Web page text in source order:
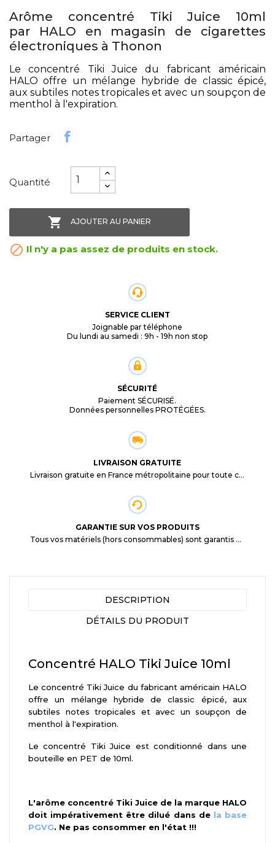
Arôme concentré Tiki Juice 10ml
par HALO en magasin de cigarettes
électroniques à Thonon
Le concentré Tiki Juice du fabricant américain
HALO offre un mélange hybride de classic épicé,
aux subtiles notes tropicales et avec un soupçon de
menthol à l'expiration.
Partager
Quantité
 AJOUTER AU PANIER
 Il n'y a pas assez de produits en stock.
SERVICE CLIENT
Joignable par téléphone
Du lundi au samedi : 9h - 19h non stop
SÉCURITÉ
Paiement SÉCURISÉ.
Données personnelles PROTÉGÉES.
LIVRAISON GRATUITE
Livraison gratuite en France métropolitaine pour toute commande supérieure à 29,90€.
GARANTIE SUR VOS PRODUITS
Tous vos matériels (hors consommables) sont garantis 3 mois à partir de la date d'achat
DESCRIPTION
DÉTAILS DU PRODUIT
Concentré HALO Tiki Juice 10ml
Le concentré Tiki Juice du fabricant américain HALO
offre un mélange hybride de classic épicé, aux
subtiles notes tropicales et avec un soupçon de
menthol à l'expiration.
Le concentré Tiki Juice est conditionné dans une
bouteille en PET de 10ml.
L'arôme concentré Tiki Juice de la marque HALO
doit impérativement être dilué dans de la base
PGVG. Ne pas consommer en l'état !!!